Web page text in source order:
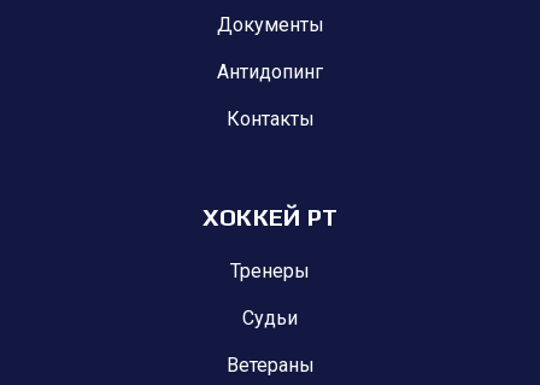
Документы
Антидопинг
Контакты
ХОККЕЙ РТ
Тренеры
Судьи
Ветераны